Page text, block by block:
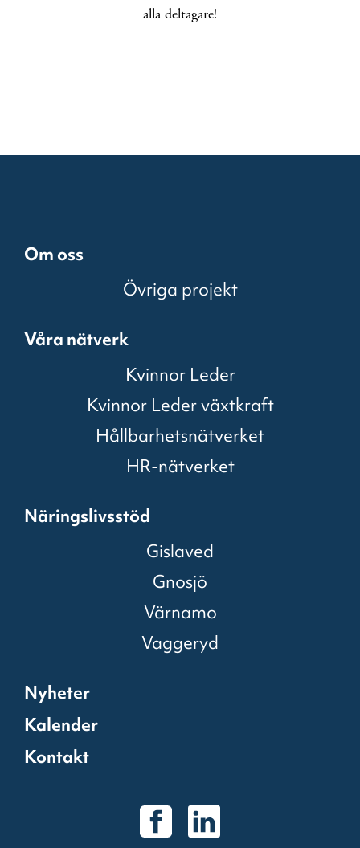
alla deltagare!
Om oss
Övriga projekt
Våra nätverk
Kvinnor Leder
Kvinnor Leder växtkraft
Hållbarhetsnätverket
HR-nätverket
Näringslivsstöd
Gislaved
Gnosjö
Värnamo
Vaggeryd
Nyheter
Kalender
Kontakt